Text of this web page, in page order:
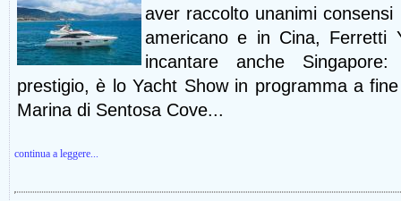
aver raccolto unanimi
americano e in Cina, Ferretti
incantare anche
prestigio, è lo Yacht Show in programma a
Marina di Sentosa Cove...
continua a leggere...